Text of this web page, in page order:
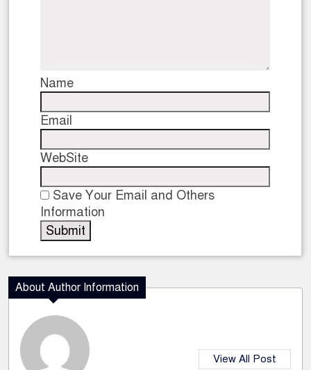
Name
Email
WebSite
Save Your Email and Others
Information
About Author Information
View All Post